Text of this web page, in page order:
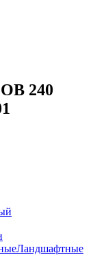
240
Ландшафтные